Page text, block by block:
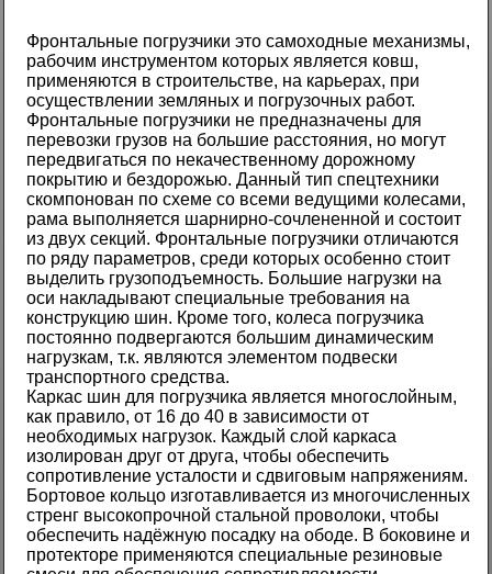
Фронтальные погрузчики это самоходные механизмы,
рабочим инструментом которых является ковш,
применяются в строительстве, на карьерах, при
осуществлении земляных и погрузочных работ.
Фронтальные погрузчики не предназначены для
перевозки грузов на большие расстояния, но могут
передвигаться по некачественному дорожному
покрытию и бездорожью. Данный тип спецтехники
скомпонован по схеме со всеми ведущими колесами,
рама выполняется шарнирно-сочлененной и состоит
из двух секций. Фронтальные погрузчики отличаются
по ряду параметров, среди которых особенно стоит
выделить грузоподъемность. Большие нагрузки на
оси накладывают специальные требования на
конструкцию шин. Кроме того, колеса погрузчика
постоянно подвергаются большим динамическим
нагрузкам, т.к. являются элементом подвески
транспортного средства.
Каркас шин для погрузчика является многослойным,
как правило, от 16 до 40 в зависимости от
необходимых нагрузок. Каждый слой каркаса
изолирован друг от друга, чтобы обеспечить
сопротивление усталости и сдвиговым напряжениям.
Бортовое кольцо изготавливается из многочисленных
стренг высокопрочной стальной проволоки, чтобы
обеспечить надёжную посадку на ободе. В боковине и
протекторе применяются специальные резиновые